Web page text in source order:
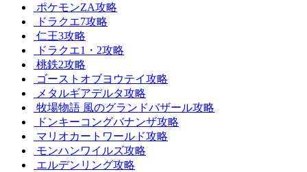
ポケモンZA攻略
ドラクエ7攻略
仁王3攻略
ドラクエ1・2攻略
桃鉄2攻略
ゴーストオブヨウテイ攻略
メタルギアデルタ攻略
牧場物語 風のグランドバザール攻略
ドンキーコングバナンザ攻略
マリオカートワールド攻略
モンハンワイルズ攻略
エルデンリング攻略